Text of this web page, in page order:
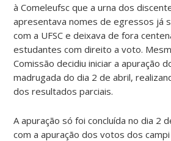
à Comeleufsc que a urna dos
apresentava nomes de egressos já
com a UFSC e deixava de fora
estudantes com direito a voto.
Comissão decidiu iniciar a apuração
madrugada do dia 2 de abril,
dos resultados parciais.
A apuração só foi concluída no dia 2
com a apuração dos votos dos